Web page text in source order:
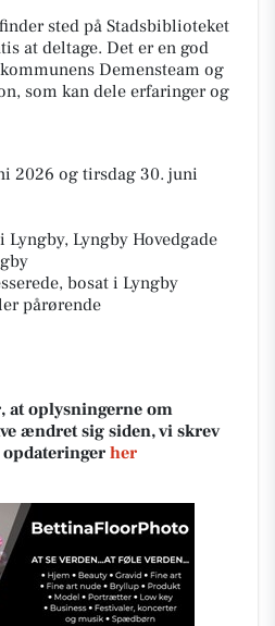
sted på Stadsbiblioteket
at deltage. Det er en god
Demensteam og
som kan dele erfaringer og
2026 og tirsdag 30. juni
Lyngby, Lyngby Hovedgade
bosat i Lyngby
pårørende
at oplysningerne om
ændret sig siden, vi skrev
her